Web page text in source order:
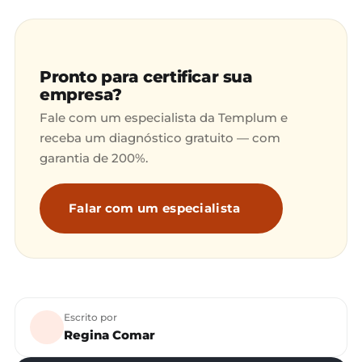
Pronto para certificar sua
empresa?
Fale com um especialista da Templum e
receba um diagnóstico gratuito — com
garantia de 200%.
Falar com um especialista
Escrito por
Regina Comar